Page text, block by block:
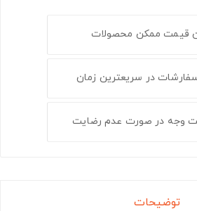
قیمت ممکن محصولات
در سریعترین زمان
وجه در صورت عدم رضایت
توضیحات